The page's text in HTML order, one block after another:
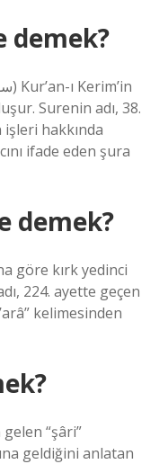
demek?
Surenin adı, 38.
hakkında
ifade eden şura
demek?
göre kırk yedinci
224. ayette geçen
kelimesinden
“şâri”
geldiğini anlatan